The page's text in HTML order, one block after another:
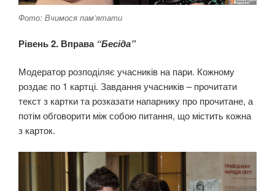
Фото: Вчимося пам’ятати
Рівень 2. Вправа “Бесіда”
Модератор розподіляє учасників на пари. Кожному
роздає по 1 картці. Завдання учасників – прочитати
текст з картки та розказати напарнику про прочитане, а
потім обговорити між собою питання, що містить кожна
з карток.